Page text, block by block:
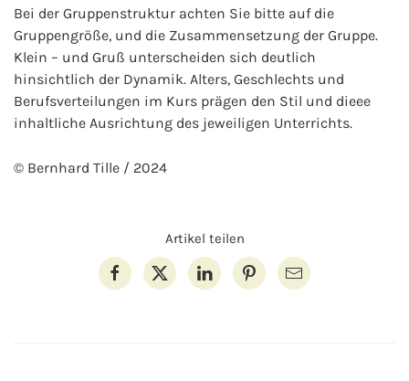
Bei der Gruppenstruktur achten Sie bitte auf die
Gruppengröße, und die Zusammensetzung der Gruppe.
Klein – und Gruß unterscheiden sich deutlich
hinsichtlich der Dynamik. Alters, Geschlechts und
Berufsverteilungen im Kurs prägen den Stil und dieee
inhaltliche Ausrichtung des jeweiligen Unterrichts.
© Bernhard Tille / 2024
Artikel teilen